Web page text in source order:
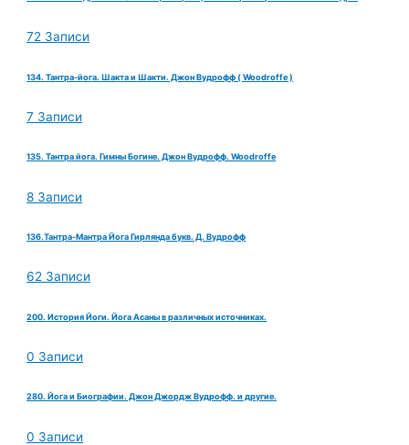
72 Записи
134. Тантра-йога. Шакта и Шакти. Джон Вудрофф ( Woodroffe )
7 Записи
135. Тантра йога. Гимны Богине. Джон Вудрофф. Woodroffe
8 Записи
136.Тантра-Мантра Йога Гирлянда букв. Д. Вудрофф
62 Записи
200. История Йоги. Йога Асаны в различных источниках.
0 Записи
280. Йога и Биографии. Джон Джордж Вудрофф. и другие.
0 Записи